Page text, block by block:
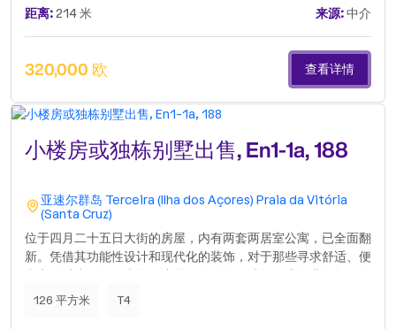
距离:214 米 来源:中介
320,000 欧 查看详情
小楼房或独栋别墅出售, En1-1a, 188
亚速尔群岛 Terceira (Ilha dos Açores) Praia da Vitória
(Santa Cruz)
位于四月二十五日大街的房屋，内有两套两居室公寓，已全面翻
新。凭借其功能性设计和现代化的装饰，对于那些寻求舒适、便
宽敞的客厅餐厅，采光极佳，一个配备现代化设计的厨房，一个
126 平方米 T4